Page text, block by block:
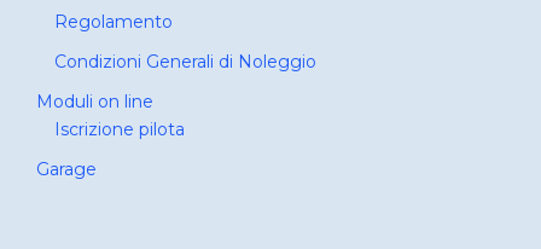
Regolamento
Condizioni Generali di Noleggio
Moduli on line
Iscrizione pilota
Garage